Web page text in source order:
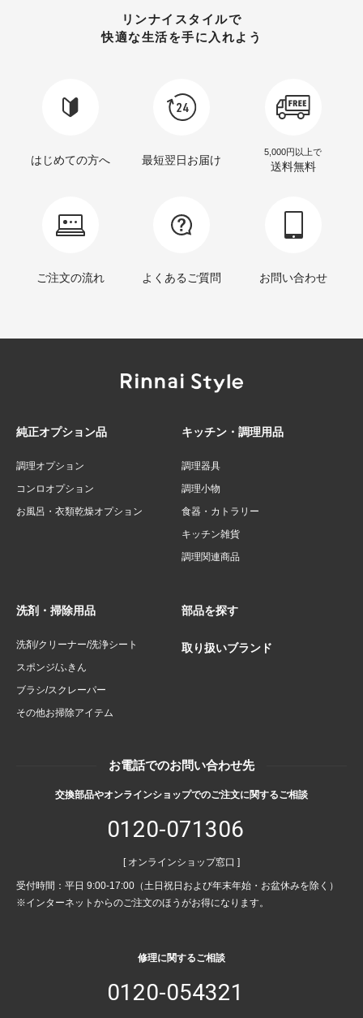
リンナイスタイルで
快適な生活を手に入れよう
はじめての方へ 最短翌日お届け
5,000円以上で
送料無料
ご注文の流れ よくあるご質問 お問い合わせ
純正オプション品
調理オプション
コンロオプション
お風呂・衣類乾燥オプション
キッチン・調理用品
調理器具
調理小物
食器・カトラリー
キッチン雑貨
調理関連商品
洗剤・掃除用品
洗剤/クリーナー/洗浄シート
スポンジ/ふきん
ブラシ/スクレーパー
その他お掃除アイテム
部品を探す
取り扱いブランド
お電話でのお問い合わせ先
交換部品やオンラインショップでのご注文に関するご相談
0120-071306
[ オンラインショップ窓口 ]
受付時間：平日 9:00-17:00（土日祝日および年末年始・お盆休みを除く）
※インターネットからのご注文のほうがお得になります。
修理に関するご相談
0120-054321